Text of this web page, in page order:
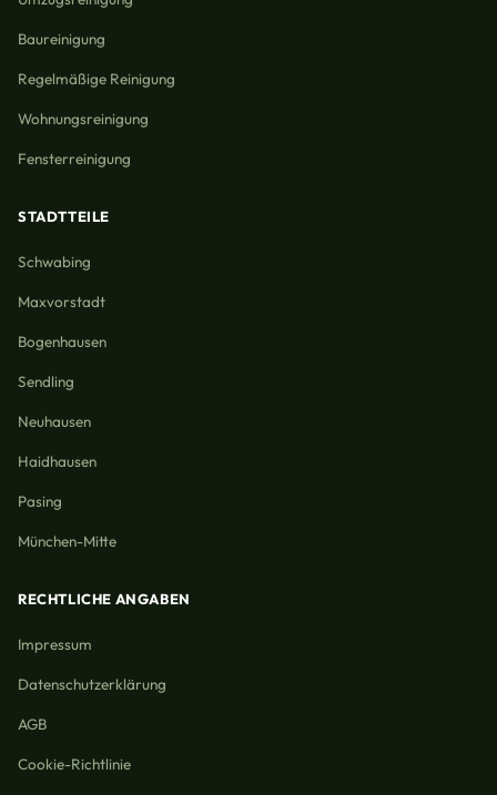
Baureinigung
Regelmäßige Reinigung
Wohnungsreinigung
Fensterreinigung
STADTTEILE
Schwabing
Maxvorstadt
Bogenhausen
Sendling
Neuhausen
Haidhausen
Pasing
München-Mitte
RECHTLICHE ANGABEN
Impressum
Datenschutzerklärung
AGB
Cookie-Richtlinie